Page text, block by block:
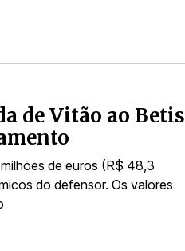
de Vitão ao Betis
de euros (R$ 48,3
do defensor. Os valores